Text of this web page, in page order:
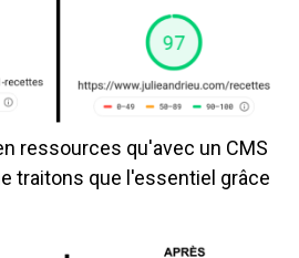
ressources qu'avec un CMS
traitons que l'essentiel grâce